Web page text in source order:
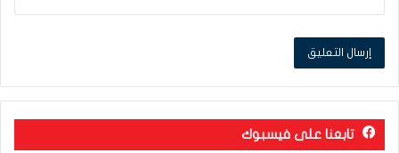
تابعنا على فيسبوك